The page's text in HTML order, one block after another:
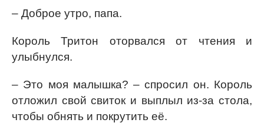
– Доброе утро, папа.
Король Тритон оторвался от чтения и
улыбнулся.
– Это моя малышка? – спросил он. Король
отложил свой свиток и выплыл из-за стола,
чтобы обнять и покрутить её.